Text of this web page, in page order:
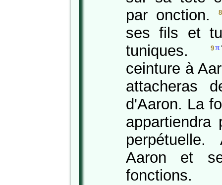
par onction.
8
ses fils et
tuniques.
9π
ceinture à
attacheras
d'Aaron. La
appartiendra
Aaron et
fonctions.